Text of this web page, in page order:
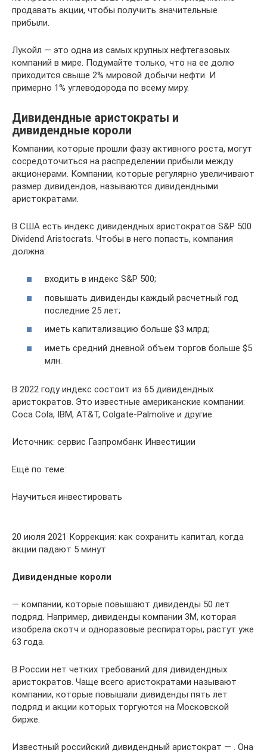
продавать акции, чтобы получить значительные
прибыли.
Лукойл — это одна из самых крупных нефтегазовых
компаний в мире. Подумайте только, что на ее долю
приходится свыше 2% мировой добычи нефти. И
примерно 1% углеводорода по всему миру.
Дивидендные аристократы и
дивидендные короли
Компании, которые прошли фазу активного роста, могут
сосредоточиться на распределении прибыли между
акционерами. Компании, которые регулярно увеличивают
размер дивидендов, называются дивидендными
аристократами.
В США есть индекс дивидендных аристократов S&P 500
Dividend Aristocrats. Чтобы в него попасть, компания
должна:
входить в индекс S&P 500;
повышать дивиденды каждый расчетный год
последние 25 лет;
иметь капитализацию больше $3 млрд;
иметь средний дневной объем торгов больше $5
млн.
В 2022 году индекс состоит из 65 дивидендных
аристократов. Это известные американские компании:
Coca Cola, IBM, AT&T, Colgate-Palmolive и другие.
Источник: сервис Газпромбанк Инвестиции
Ещё по теме:
Научиться инвестировать
20 июля 2021 Коррекция: как сохранить капитал, когда
акции падают 5 минут
Дивидендные короли
— компании, которые повышают дивиденды 50 лет
подряд. Например, дивиденды компании 3М, которая
изобрела скотч и одноразовые респираторы, растут уже
63 года.
В России нет четких требований для дивидендных
аристократов. Чаще всего аристократами называют
компании, которые повышали дивиденды пять лет
подряд и акции которых торгуются на Московской
бирже.
Известный российский дивидендный аристократ — . Она